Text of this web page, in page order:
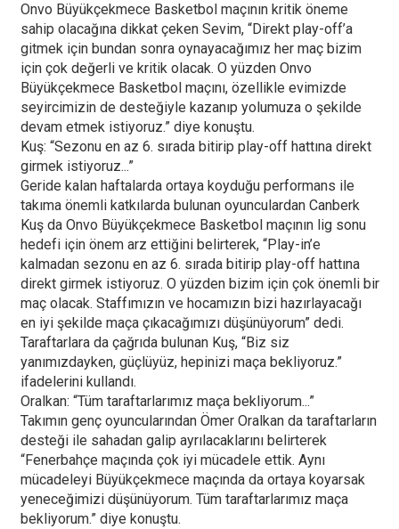
Onvo Büyükçekmece Basketbol maçının kritik öneme
sahip olacağına dikkat çeken Sevim, “Direkt play-off’a
gitmek için bundan sonra oynayacağımız her maç bizim
için çok değerli ve kritik olacak. O yüzden Onvo
Büyükçekmece Basketbol maçını, özellikle evimizde
seyircimizin de desteğiyle kazanıp yolumuza o şekilde
devam etmek istiyoruz.” diye konuştu.
Kuş: “Sezonu en az 6. sırada bitirip play-off hattına direkt
girmek istiyoruz...”
Geride kalan haftalarda ortaya koyduğu performans ile
takıma önemli katkılarda bulunan oyunculardan Canberk
Kuş da Onvo Büyükçekmece Basketbol maçının lig sonu
hedefi için önem arz ettiğini belirterek, “Play-in’e
kalmadan sezonu en az 6. sırada bitirip play-off hattına
direkt girmek istiyoruz. O yüzden bizim için çok önemli bir
maç olacak. Staffımızın ve hocamızın bizi hazırlayacağı
en iyi şekilde maça çıkacağımızı düşünüyorum” dedi.
Taraftarlara da çağrıda bulunan Kuş, “Biz siz
yanımızdayken, güçlüyüz, hepinizi maça bekliyoruz.”
ifadelerini kullandı.
Oralkan: “Tüm taraftarlarımız maça bekliyorum...”
Takımın genç oyuncularından Ömer Oralkan da taraftarların
desteği ile sahadan galip ayrılacaklarını belirterek
“Fenerbahçe maçında çok iyi mücadele ettik. Aynı
mücadeleyi Büyükçekmece maçında da ortaya koyarsak
yeneceğimizi düşünüyorum. Tüm taraftarlarımız maça
bekliyorum.” diye konuştu.